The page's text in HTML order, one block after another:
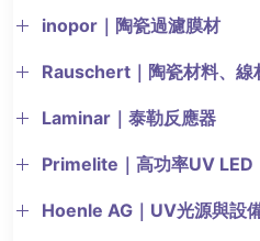
inopor｜陶瓷過濾膜材
Rauschert｜陶瓷材料、線
Laminar｜泰勒反應器
Primelite｜高功率UV LED
Hoenle AG｜UV光源與設